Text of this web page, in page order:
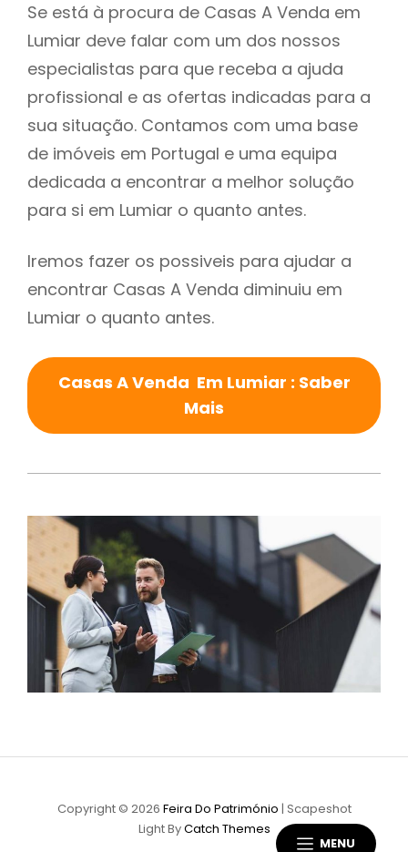
MENU
Se está à procura de Casas A Venda em
Lumiar deve falar com um dos nossos
especialistas para que receba a ajuda
profissional e as ofertas indicadas para a
sua situação. Contamos com uma base
de imóveis em Portugal e uma equipa
dedicada a encontrar a melhor solução
para si em Lumiar o quanto antes.
Iremos fazer os possiveis para ajudar a
encontrar Casas A Venda diminuiu em
Lumiar o quanto antes.
Casas A Venda Em Lumiar : Saber
Mais
Copyright © 2026 Feira Do Património | Scapeshot
Light ByCatch Themes